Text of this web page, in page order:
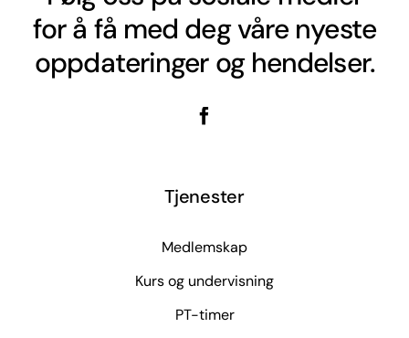
for å få med deg våre nyeste
oppdateringer og hendelser.
Tjenester
Medlemskap
Kurs og undervisning
PT-timer